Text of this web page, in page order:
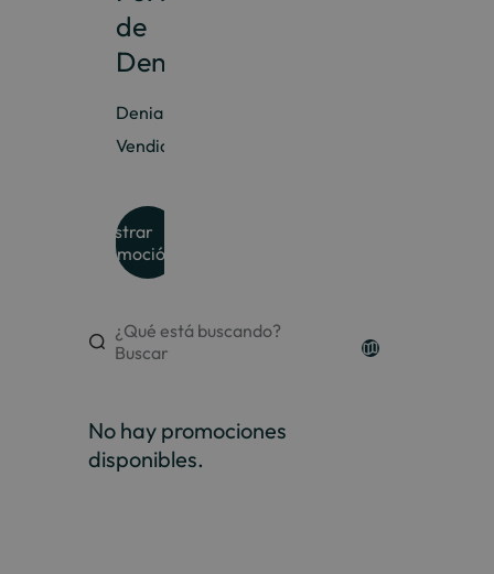
de
Denia
Denia
Vendida
Mostrar
promoción
No hay promociones
disponibles.
¿Qué está buscando?
Buscar